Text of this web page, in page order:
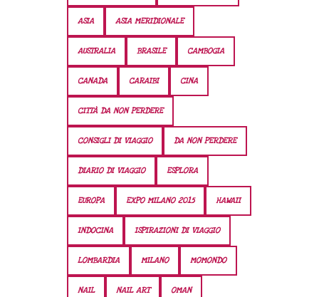
ASIA ASIA MERIDIONALE
AUSTRALIA BRASILE CAMBOGIA
CANADA CARAIBI CINA
CITTÀ DA NON PERDERE
CONSIGLI DI VIAGGIO DA NON PERDERE
DIARIO DI VIAGGIO ESPLORA
EUROPA EXPO MILANO 2015 HAWAII
INDOCINA ISPIRAZIONI DI VIAGGIO
LOMBARDIA MILANO MOMONDO
NAIL NAIL ART OMAN